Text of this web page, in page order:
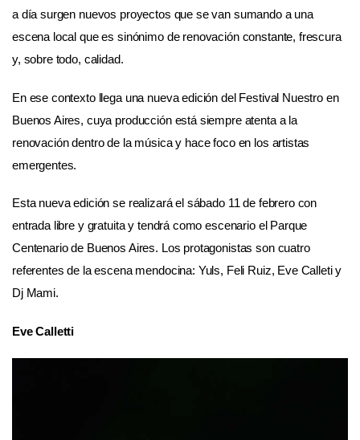
a día surgen nuevos proyectos que se van sumando a una
escena local que es sinónimo de renovación constante, frescura
y, sobre todo, calidad.
En ese contexto llega una nueva edición del Festival Nuestro en
Buenos Aires, cuya producción está siempre atenta a la
renovación dentro de la música y hace foco en los artistas
emergentes.
Esta nueva edición se realizará el sábado 11 de febrero con
entrada libre y gratuita y tendrá como escenario el Parque
Centenario de Buenos Aires. Los protagonistas son cuatro
referentes de la escena mendocina: Yuls, Feli Ruiz, Eve Calleti y
Dj Mami.
Eve Calletti